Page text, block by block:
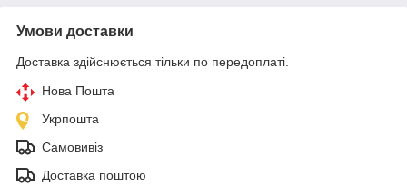
Умови доставки
Доставка здійснюється тільки по передоплаті.
Нова Пошта
Укрпошта
Самовивіз
Доставка поштою